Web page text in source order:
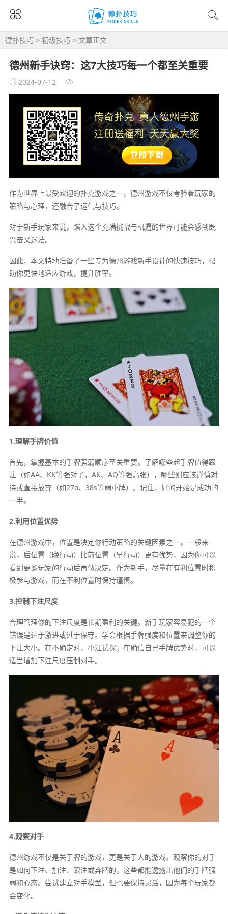
德扑技巧 > 初级技巧 > 文章正文
德州新手诀窍：这7大技巧每一个都至关重要
2024-07-12
作为世界上最受欢迎的扑克游戏之一，德州游戏不仅考验着玩家的
策略与心理，还融合了运气与技巧。
对于新手玩家来说，踏入这个充满挑战与机遇的世界可能会感到既
兴奋又迷茫。
因此，本文特地准备了一些专为德州游戏新手设计的快速技巧，帮
助你更快地适应游戏，提升胜率。
1.理解手牌价值
首先，掌握基本的手牌强弱顺序至关重要。了解哪些起手牌值得跟
注（如AA、KK等强对子，AK、AQ等强高张），哪些则应该谨慎对
待或直接放弃（如27o、38s等弱小牌）。记住，好的开始是成功的
一半。
2.利用位置优势
在德州游戏中，位置是决定你行动策略的关键因素之一。一般来
说，后位置（晚行动）比前位置（早行动）更有优势，因为你可以
看到更多玩家的行动后再做决定。作为新手，尽量在有利位置时积
极参与游戏，而在不利位置时保持谨慎。
3.控制下注尺度
合理管理你的下注尺度是长期盈利的关键。新手玩家容易犯的一个
错误是过于激进或过于保守。学会根据手牌强度和位置来调整你的
下注大小。在不确定时，小注试探；在确信自己手牌优势时，可以
适当增加下注尺度压制对手。
4.观察对手
德州游戏不仅是关于牌的游戏，更是关于人的游戏。观察你的对手
是如何下注、加注、跟注或弃牌的，这些都能透露出他们的手牌强
弱和心态。尝试建立对手模型，但也要保持灵活，因为每个玩家都
会变化。